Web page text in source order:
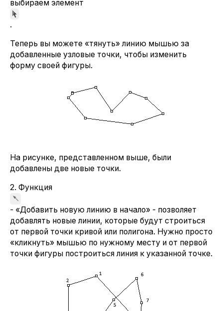
выбираем элемент
.
Теперь вы можете «тянуть» линию мышью за
добавленные узловые точки, чтобы изменить
форму своей фигуры.
На рисунке, представленном выше, были
добавлены две новые точки.
2. Функция
- «Добавить новую линию в начало» - позволяет
добавлять новые линии, которые будут строиться
от первой точки кривой или полигона. Нужно просто
«кликнуть» мышью по нужному месту и от первой
точки фигуры построиться линия к указанной точке.